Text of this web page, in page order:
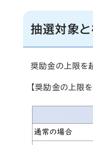
抽選対象
奨励金の上限を
【奨励金の上限